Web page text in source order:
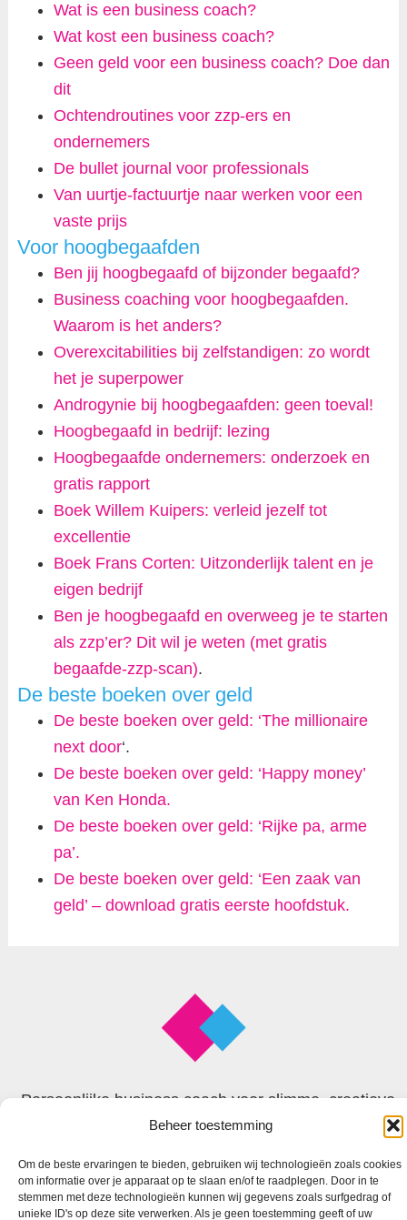
Beheer toestemming
Om de beste ervaringen te bieden, gebruiken wij technologieën zoals cookies
om informatie over je apparaat op te slaan en/of te raadplegen. Door in te
stemmen met deze technologieën kunnen wij gegevens zoals surfgedrag of
unieke ID's op deze site verwerken. Als je geen toestemming geeft of uw
Wat is een business coach?
Wat kost een business coach?
Geen geld voor een business coach? Doe dan
dit
Ochtendroutines voor zzp-ers en
ondernemers
De bullet journal voor professionals
Van uurtje-factuurtje naar werken voor een
vaste prijs
Voor hoogbegaafden
Ben jij hoogbegaafd of bijzonder begaafd?
Business coaching voor hoogbegaafden.
Waarom is het anders?
Overexcitabilities bij zelfstandigen: zo wordt
het je superpower
Androgynie bij hoogbegaafden: geen toeval!
Hoogbegaafd in bedrijf: lezing
Hoogbegaafde ondernemers: onderzoek en
gratis rapport
Boek Willem Kuipers: verleid jezelf tot
excellentie
Boek Frans Corten: Uitzonderlijk talent en je
eigen bedrijf
Ben je hoogbegaafd en overweeg je te starten
als zzp’er? Dit wil je weten (met gratis
begaafde-zzp-scan).
De beste boeken over geld
De beste boeken over geld: ‘The millionaire
next door‘.
De beste boeken over geld: ‘Happy money’
van Ken Honda.
De beste boeken over geld: ‘Rijke pa, arme
pa’.
De beste boeken over geld: ‘Een zaak van
geld’ – download gratis eerste hoofdstuk.
Persoonlijke business coach voor slimme, creatieve
en begaafde zzp’ers
© 2026 Faxion